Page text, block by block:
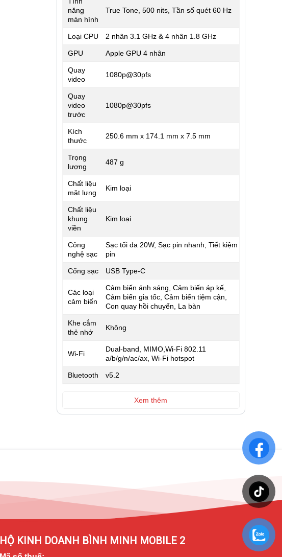
năng
màn hình
True Tone, 500 nits, Tần số quét 60 Hz
Loại CPU 2 nhân 3.1 GHz & 4 nhân 1.8 GHz
GPU Apple GPU 4 nhân
Quay
video
1080p@30pfs
Quay
video
trước
1080p@30pfs
Kích
thước
250.6 mm x 174.1 mm x 7.5 mm
Trọng
lượng
487 g
Chất liệu
mặt lưng
Kim loại
Chất liệu
khung
viền
Kim loại
Công
nghệ sạc
Sạc tối đa 20W, Sạc pin nhanh, Tiết kiệm
pin
Cổng sạc USB Type-C
Các loại
cảm biến
Cảm biến ánh sáng, Cảm biến áp kế,
Cảm biến gia tốc, Cảm biến tiệm cận,
Con quay hồi chuyển, La bàn
Khe cắm
thẻ nhớ
Không
Wi-Fi
Dual-band, MIMO,Wi-Fi 802.11
a/b/g/n/ac/ax, Wi-Fi hotspot
Bluetooth v5.2
Xem thêm
HỘ KINH DOANH BÌNH MINH MOBILE 2